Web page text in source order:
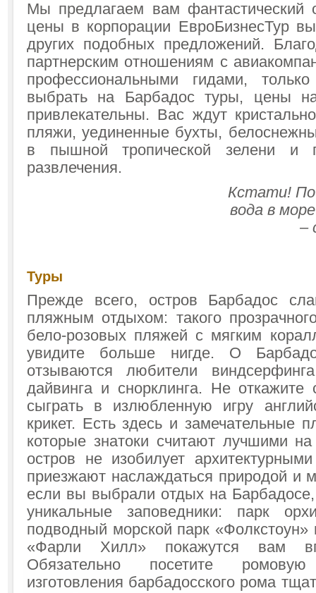
Мы предлагаем вам фантастический
цены в корпорации ЕвроБизнесТур
других подобных предложений.
партнерским отношениям с
профессиональными гидами,
выбрать на Барбадос туры, цены
привлекательны. Вас ждут
пляжи, уединенные бухты,
в пышной тропической зелени и
развлечения.
Кстати! По
вода в
–
Туры
Прежде всего, остров Барбадос
пляжным отдыхом: такого
бело-розовых пляжей с мягким
увидите больше нигде. О
отзываются любители
дайвинга и снорклинга. Не откажите
сыграть в излюбленную игру
крикет. Есть здесь и замечательные
которые знатоки считают лучшими
остров не изобилует
приезжают наслаждаться природой и
если вы выбрали отдых на
уникальные заповедники: парк
подводный морской парк
«Фарли Хилл» покажутся вам
Обязательно посетите
изготовления барбадосского рома